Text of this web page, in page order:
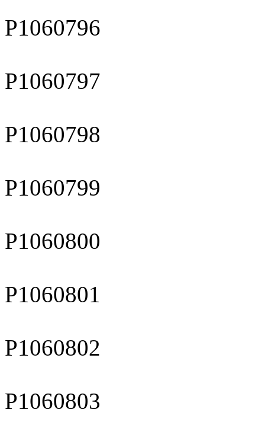
P1060796
P1060797
P1060798
P1060799
P1060800
P1060801
P1060802
P1060803